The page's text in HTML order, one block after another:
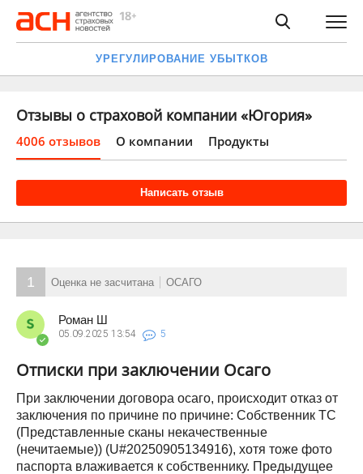
УРЕГУЛИРОВАНИЕ УБЫТКОВ
Отзывы о страховой компании «Югория»
4006 отзывов О компании Продукты
Написать отзыв
1 Оценка не засчитана ОСАГО
Роман Ш
05.09.2025 13:54 5
Отписки при заключении Осаго
При заключении договора осаго, происходит отказ от
заключения по причине по причине: Собственник ТС
(Представленные сканы некачественные
(нечитаемые)) (U#20250905134916), хотя тоже фото
паспорта влаживается к собственнику. Предыдущее